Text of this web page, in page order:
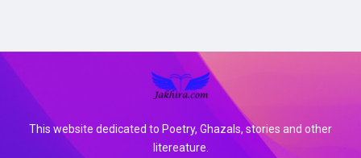
This website dedicated to Poetry, Ghazals, stories and other
litereature.